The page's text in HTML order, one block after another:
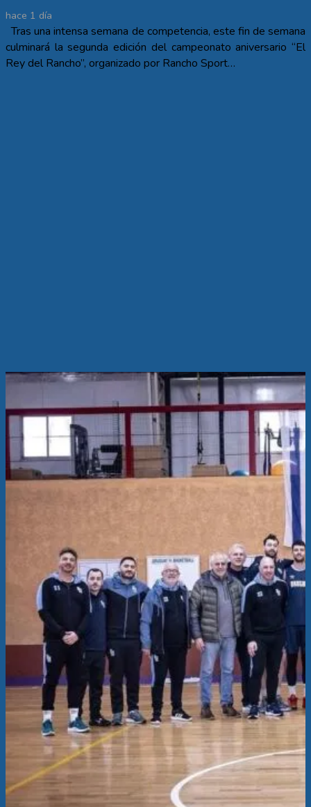
hace 1 día
Tras una intensa semana de competencia, este fin de semana
culminará la segunda edición del campeonato aniversario “El
Rey del Rancho”, organizado por Rancho Sport…